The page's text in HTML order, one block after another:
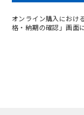
オンライン購入におけ
格・納期の確認」画面